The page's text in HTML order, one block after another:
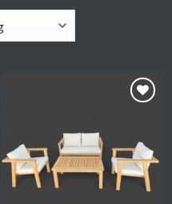
Add My
Favorite